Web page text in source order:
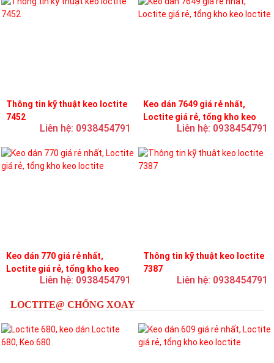
Thông tin kỹ thuật keo loctite
7452
Liên hệ: 0938454791
Keo dán 7649 giá rẻ nhất,
Loctite giá rẻ, tổng kho keo
Liên hệ: 0938454791
Keo dán 770 giá rẻ nhất,
Loctite giá rẻ, tổng kho keo
Liên hệ: 0938454791
Thông tin kỹ thuật keo loctite
7387
Liên hệ: 0938454791
LOCTITE@ CHỐNG XOAY